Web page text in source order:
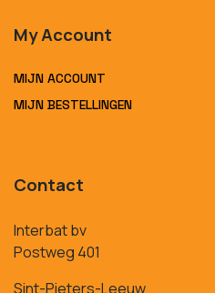
My Account
MIJN ACCOUNT
MIJN BESTELLINGEN
Contact
Interbat bv
Postweg 401
Sint-Pieters-Leeuw